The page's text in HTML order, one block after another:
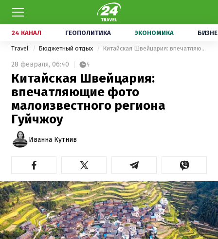
24 КАНАЛ ГЕОПОЛИТИКА ЭКОНОМИКА
Travel Бюджетный отдых Китайская Швейцария: впечатляющие фото малоизвестного региона Гуйчжоу
28 февраля, 06:40 4
Китайская Швейцария:
впечатляющие фото
малоизвестного региона
Гуйчжоу
Иванна Кутнив